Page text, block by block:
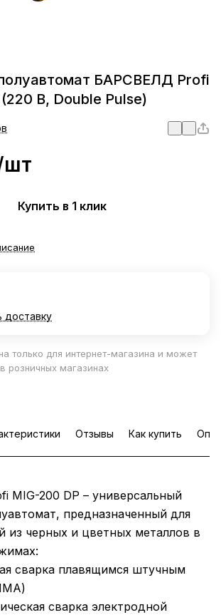
БАРСВЕЛД Profi
В, Double Pulse)
шт
Купить в 1 клик
доставку
только для интернет-магазина и может
розничных магазинах
Отзывы Как купить
MIG-200 DP – универсальный
предназначенный для
из черных и цветных металлов в
сварка плавящимся штучным
сварка электродной